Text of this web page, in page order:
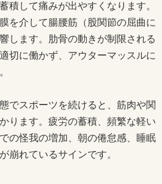
積して痛みが出やすくなります。
を介して腸腰筋（股関節の屈曲に
します。肋骨の動きが制限される
切に働かず、アウターマッスルに
でスポーツを続けると、筋肉や関
ります。疲労の蓄積、頻繁な軽い
の怪我の増加、朝の倦怠感、睡眠
崩れているサインです。